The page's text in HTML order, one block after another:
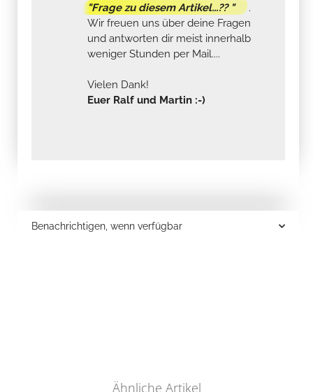
"Frage zu diesem Artikel...?? "
.
Wir freuen uns über deine Fragen
und antworten dir meist innerhalb
weniger Stunden per Mail....
Vielen Dank!
Euer Ralf und Martin :-)
Benachrichtigen, wenn verfügbar
Ähnliche Artikel